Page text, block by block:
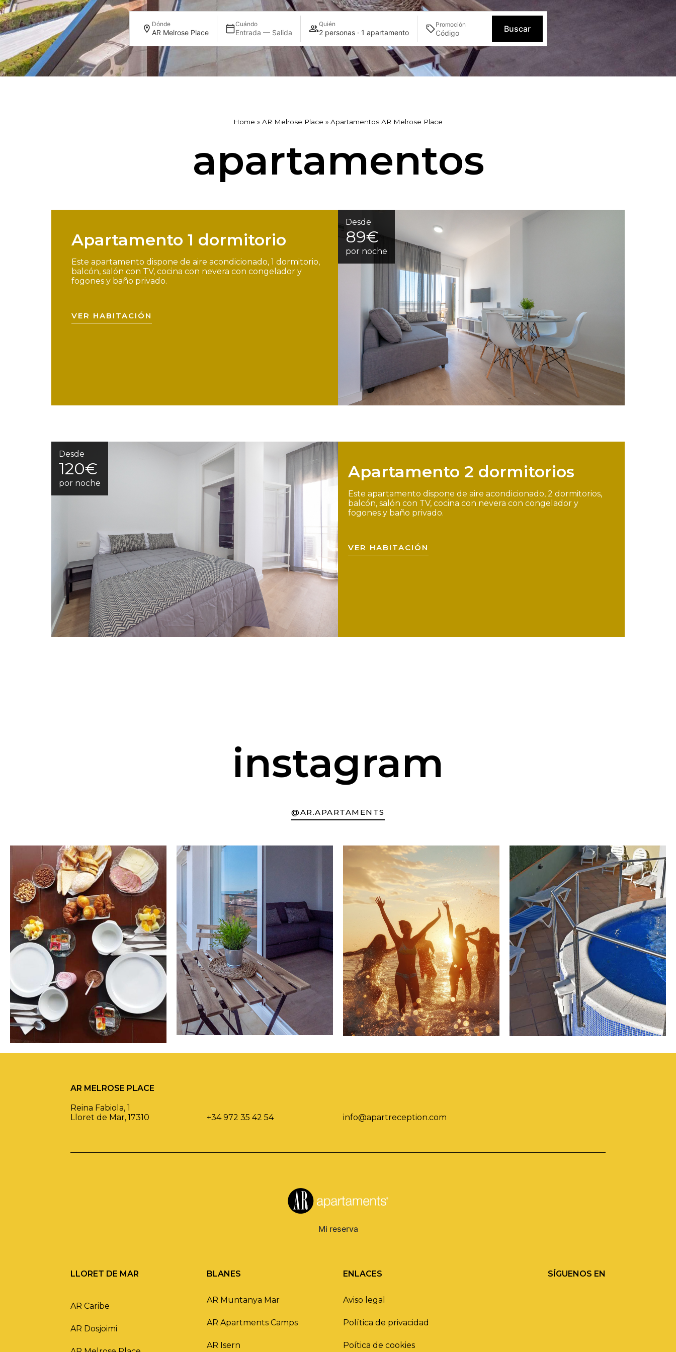
Dónde
AR Melrose Place
Cuándo
Entrada — Salida
Quién
2 personas · 1 apartamento
Promoción Buscar
Home » AR Melrose Place » Apartamentos AR Melrose Place
apartamentos
Apartamento 1 dormitorio
Desde
89€
por noche
Este apartamento dispone de aire acondicionado, 1 dormitorio,
balcón, salón con TV, cocina con nevera con congelador y
fogones y baño privado.
VER HABITACIÓN
Apartamento 2 dormitorios
Desde
120€
por noche
Este apartamento dispone de aire acondicionado, 2 dormitorios,
balcón, salón con TV, cocina con nevera con congelador y
fogones y baño privado.
VER HABITACIÓN
instagram
@AR.APARTAMENTS
AR MELROSE PLACE
Reina Fabiola, 1
Lloret de Mar,17310 +34 972 35 42 54 info@apartreception.com
Mi reserva
LLORET DE MAR
AR Caribe
AR Dosjoimi
BLANES
AR Muntanya Mar
AR Apartments Camps
AR Isern
ENLACES
Aviso legal
Política de privacidad
Poítica de cookies
SÍGUENOS EN